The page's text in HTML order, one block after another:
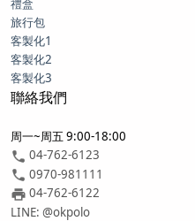
禮盒
旅行包
客製化1
客製化2
客製化3
聯絡我們
周一~周五 9:00-18:00
04-762-6123
0970-981111
04-762-6122
LINE: @okpolo